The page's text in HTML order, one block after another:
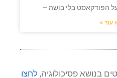
הפודקאסט בלי בושה –
עוד »
בנושא פסיכולוגיה,לחצו